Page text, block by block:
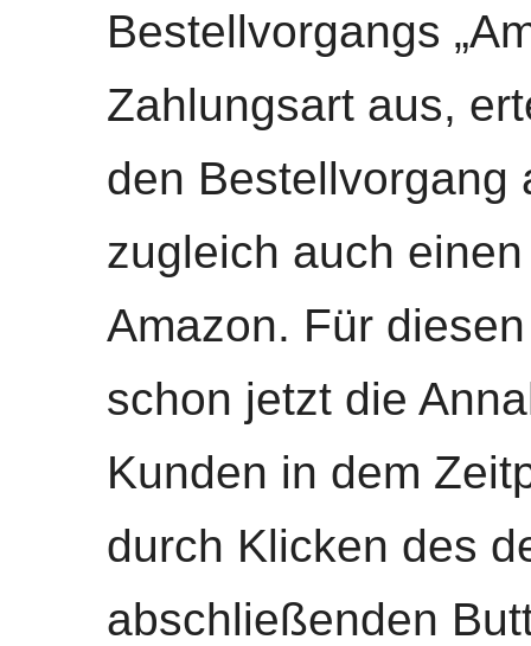
Bestellvorgangs
Zahlungsart aus,
den Bestellvorgang
zugleich auch
Amazon. Für
schon jetzt die
Kunden in dem
durch Klicken des
abschließenden